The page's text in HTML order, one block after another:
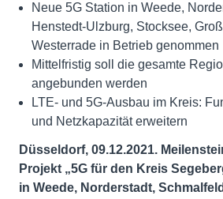
Neue 5G Station in Weede,
Henstedt-Ulzburg, Stocksee,
Westerrade in Betrieb genommen
Mittelfristig soll die gesamte
angebunden werden
LTE- und 5G-Ausbau im Kreis:
und Netzkapazität erweitern
Düsseldorf, 09.12.2021.
Projekt „5G für den Kreis
in Weede, Norderstadt,